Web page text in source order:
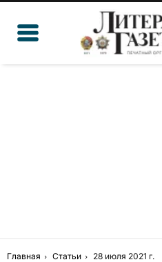
Главная Статьи 28 июля 2021 г.